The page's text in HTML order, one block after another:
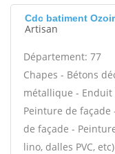
Cdc batiment
Artisan
Département: 77
Chapes - Bétons
métallique - Enduit
Peinture de
de façade -
lino, dalles PVC,